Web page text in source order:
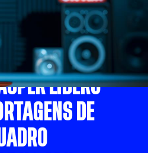
LÍBERO
DE